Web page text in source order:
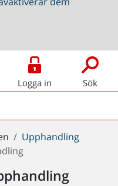
Logga in Sök
Upphandling